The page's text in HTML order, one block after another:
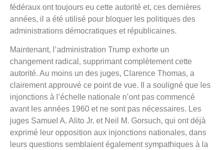
fédéraux ont toujours eu cette autorité et, ces dernières
années, il a été utilisé pour bloquer les politiques des
administrations démocratiques et républicaines.
Maintenant, l’administration Trump exhorte un
changement radical, supprimant complètement cette
autorité. Au moins un des juges, Clarence Thomas, a
clairement approuvé ce point de vue. Il a souligné que les
injonctions à l’échelle nationale n’ont pas commencé
avant les années 1960 et ne sont pas nécessaires. Les
juges Samuel A. Alito Jr. et Neil M. Gorsuch, qui ont déjà
exprimé leur opposition aux injonctions nationales, dans
leurs questions semblaient également sympathiques à la